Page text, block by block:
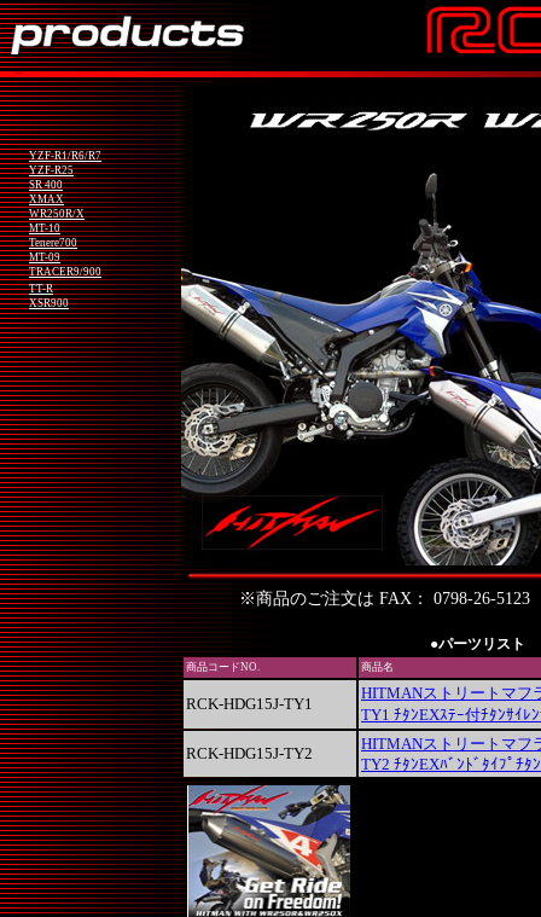
YZF-R1/R6/R7
YZF-R25
SR 400
XMAX
WR250R/X
MT-10
Tenere700
MT-09
TRACER9/900
TT-R
XSR900
※商品のご注文は FAX： 0798-26-
●パーツリスト
商品コードNO. 商品名
RCK-HDG15J-TY1
HITMANストリートマフ
TY1 ﾁﾀﾝEXｽﾃｰ付ﾁﾀﾝｻｲﾚ
RCK-HDG15J-TY2
HITMANストリートマフ
TY2 ﾁﾀﾝEXﾊﾞﾝﾄﾞﾀｲﾌﾟﾁﾀ